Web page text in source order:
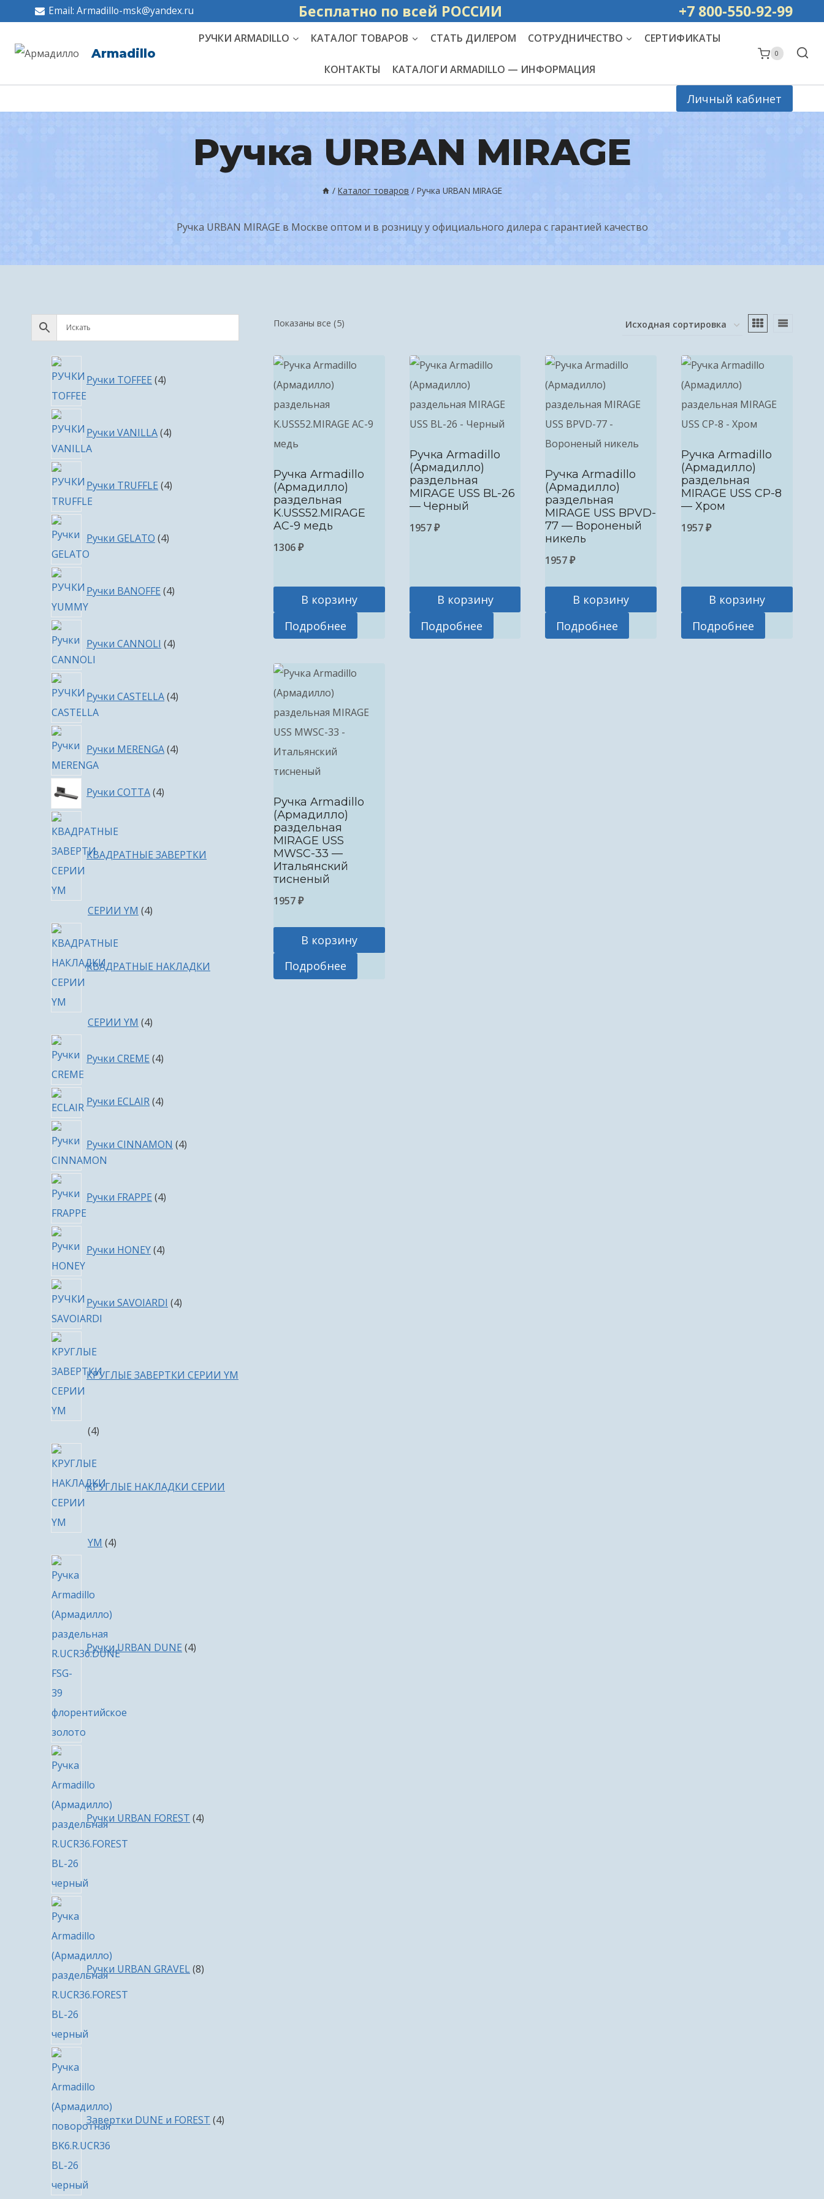
Перейти
содержимому
Email: Armadillo-msk@yandex.ru Бесплатно по всей РОССИИ +7 800-550-92-99
Armadillo
РУЧКИ ARMADILLO КАТАЛОГ ТОВАРОВ СТАТЬ ДИЛЕРОМ СОТРУДНИЧЕСТВО СЕРТИФИКАТЫ
КОНТАКТЫ КАТАЛОГИ ARMADILLO — ИНФОРМАЦИЯ
0
Личный кабинет
Ручка URBAN MIRAGE
/ Каталог товаров / Ручка URBAN MIRAGE
Ручка URBAN MIRAGE в Москве оптом и в розницу у официального дилера с гарантией качество
Показаны все (5)
Ручка Armadillo
(Армадилло)
раздельная
K.USS52.MIRAGE
AC-9 медь
1306₽
В корзину
Подробнее
Ручка Armadillo
(Армадилло)
раздельная
MIRAGE USS BL-26
— Черный
1957₽
В корзину
Подробнее
Ручка Armadillo
(Армадилло)
раздельная
MIRAGE USS BPVD-
77 — Вороненый
никель
1957₽
В корзину
Подробнее
Ручка Armadillo
(Армадилло)
раздельная
MIRAGE USS CP-8
— Хром
1957₽
В корзину
Подробнее
Ручка Armadillo
(Армадилло)
раздельная
MIRAGE USS
MWSC-33 —
Итальянский
тисненый
1957₽
В корзину
Подробнее
Ручки TOFFEE 4товара
Ручки VANILLA 4товара
Ручки TRUFFLE 4товара
Ручки GELATO 4товара
Ручки BANOFFE 4товара
Ручки CANNOLI 4товара
Ручки CASTELLA 4товара
Ручки MERENGA 4товара
Ручки COTTA 44
КВАДРАТНЫЕ ЗАВЕРТКИ
СЕРИИ YM 44
КВАДРАТНЫЕ НАКЛАДКИ
СЕРИИ YM 44
Ручки CREME 4товара
Ручки ECLAIR 44
Ручки CINNAMON 4товара
Ручки FRAPPE 4товара
Ручки HONEY 4товара
Ручки SAVOIARDI 4товара
КРУГЛЫЕ ЗАВЕРТКИ СЕРИИ YM
44
КРУГЛЫЕ НАКЛАДКИ СЕРИИ
YM 44
Ручки URBAN DUNE 4
Ручки URBAN FOREST 4
Ручки URBAN GRAVEL 8
Завертки DUNE и FOREST 4